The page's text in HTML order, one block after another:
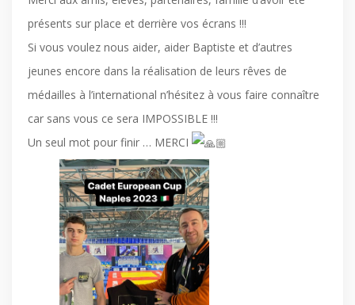
présents sur place et derrière vos écrans !!!
Si vous voulez nous aider, aider Baptiste et d’autres
jeunes encore dans la réalisation de leurs rêves de
médailles à l’international n’hésitez à vous faire connaître
car sans vous ce sera IMPOSSIBLE !!!
Un seul mot pour finir … MERCI